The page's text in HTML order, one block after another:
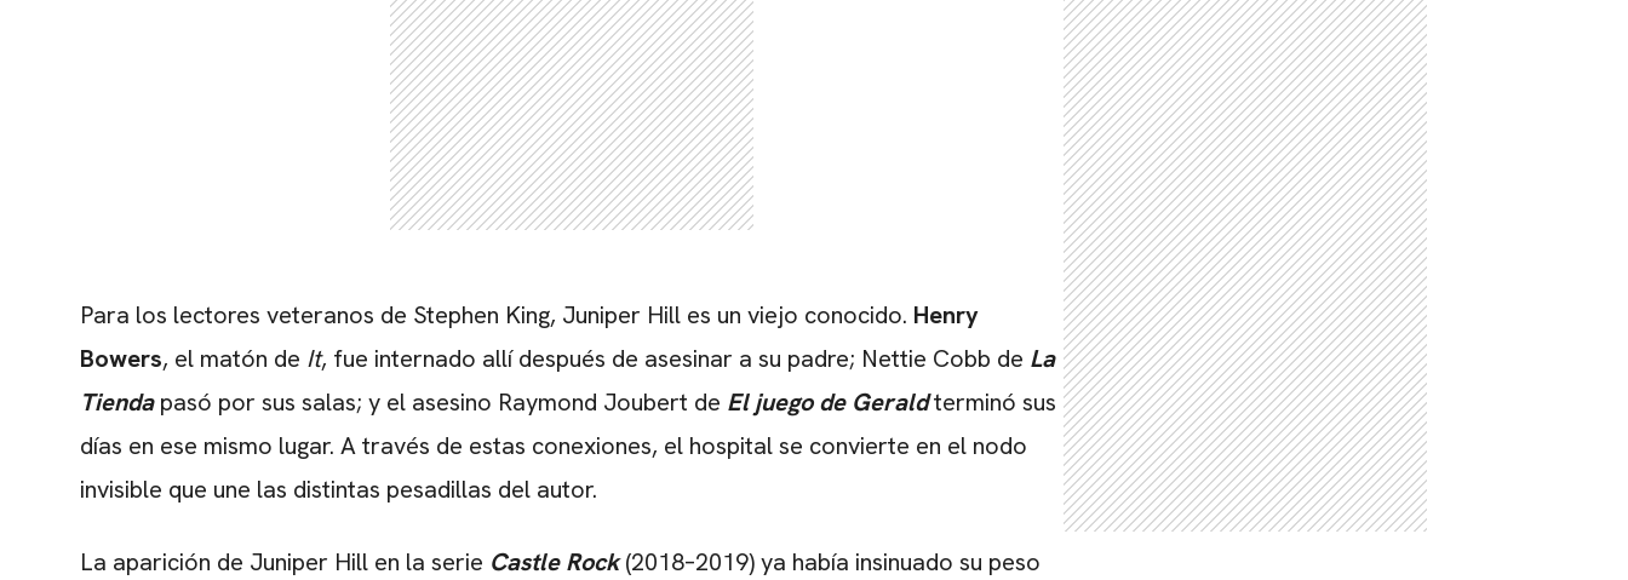
Para los lectores veteranos de Stephen King, Juniper Hill es un viejo conocido. Henry
Bowers, el matón de It, fue internado allí después de asesinar a su padre; Nettie Cobb de La
Tiendapasó por sus salas; y el asesino Raymond Joubert de El juego de Geraldterminó sus
días en ese mismo lugar. A través de estas conexiones, el hospital se convierte en el nodo
invisible que une las distintas pesadillas del autor.
La aparición de Juniper Hill en la serie Castle Rock(2018–2019) ya había insinuado su peso